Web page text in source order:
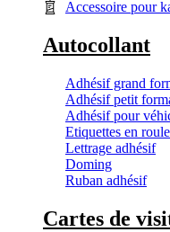
Accessoire pour
Autocollant
Adhésif grand
Adhésif petit
Adhésif pour
Etiquettes en
Lettrage adhésif
Doming
Ruban adhésif
Cartes de